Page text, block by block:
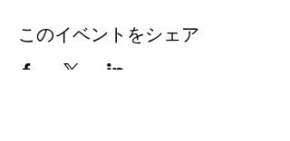
このイベントをシェア